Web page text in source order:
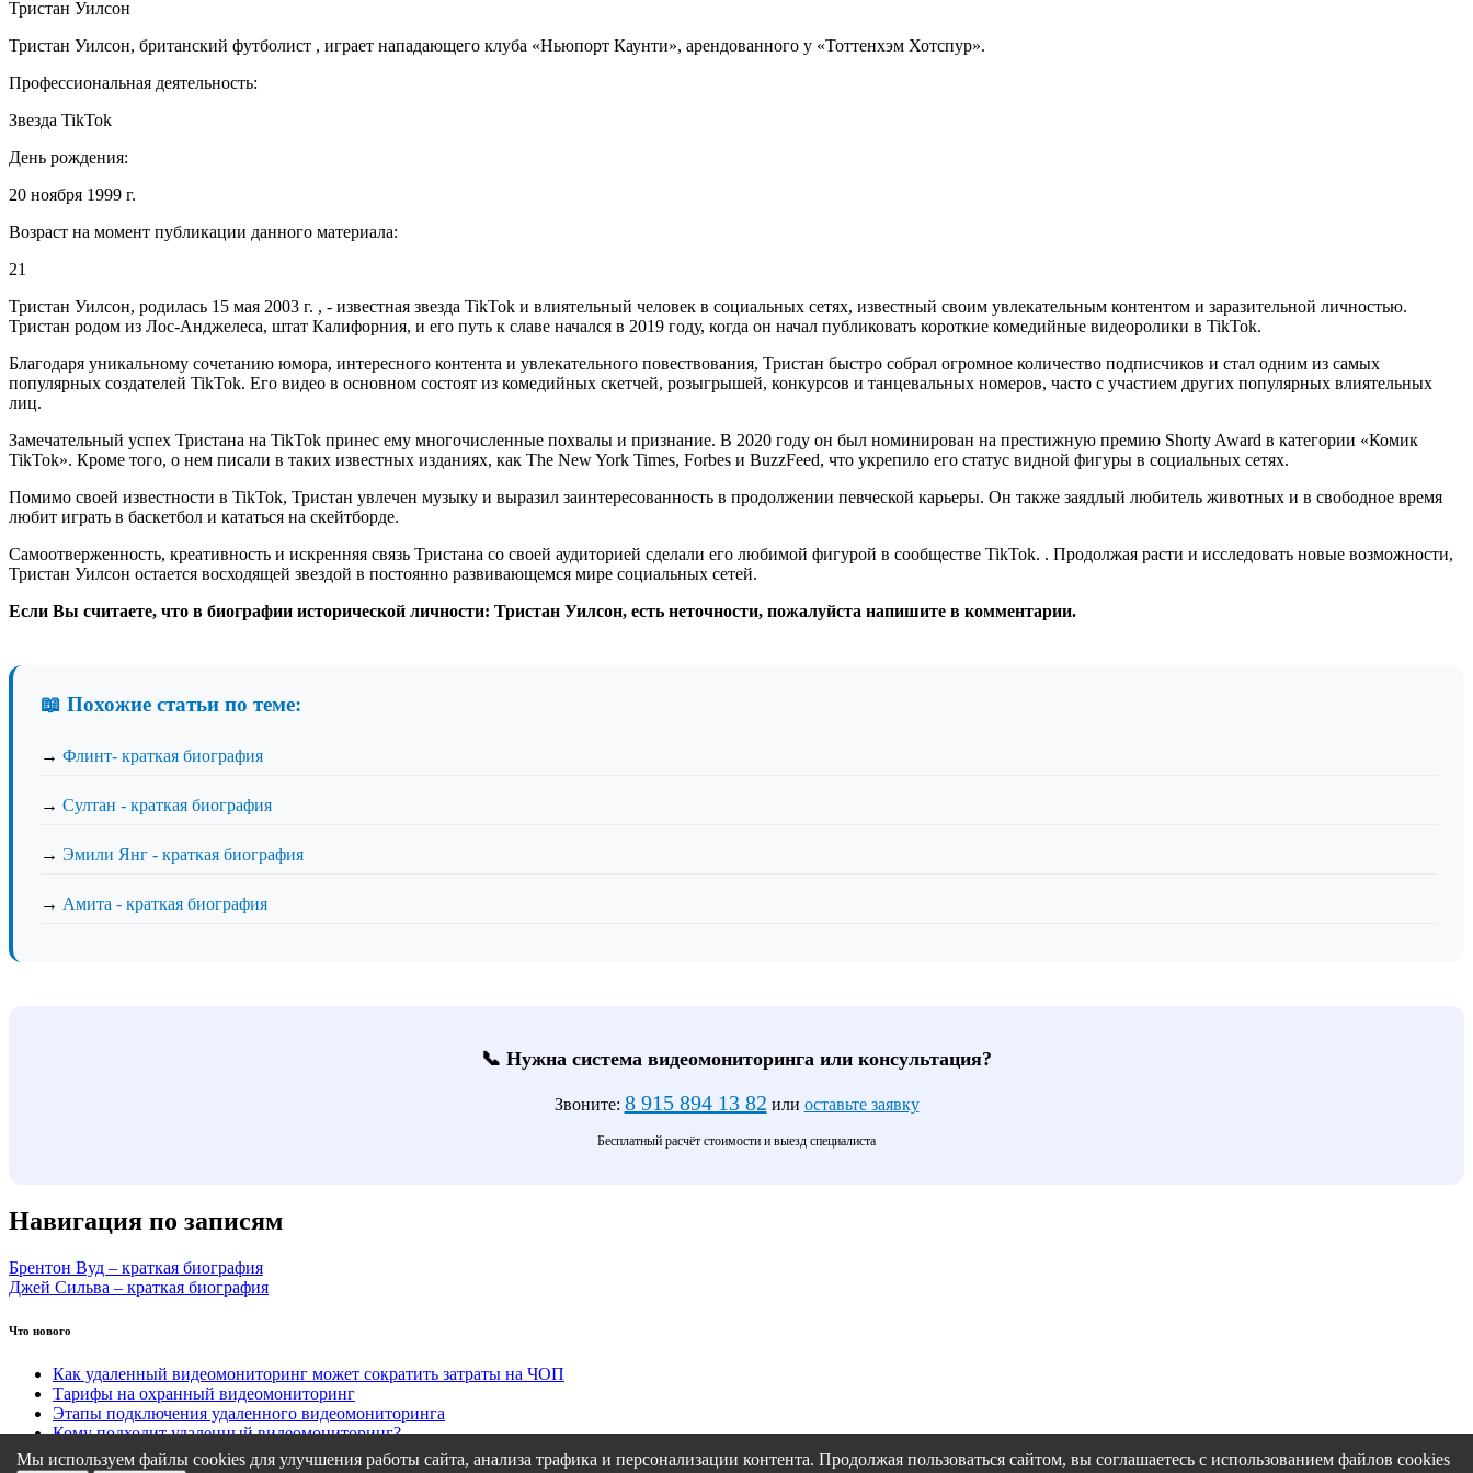
Тристан Уилсон
Тристан Уилсон, британский футболист , играет нападающего клуба «Ньюпорт Каунти», арендованного у «Тоттенхэм Хотспур».
Профессиональная деятельность:
Звезда TikTok
День рождения:
20 ноября 1999 г.
Возраст на момент публикации данного материала:
21
Тристан Уилсон, родилась 15 мая 2003 г. , - известная звезда TikTok и влиятельный человек в социальных сетях, известный своим увлекательным контентом и заразительной личностью.
Тристан родом из Лос-Анджелеса, штат Калифорния, и его путь к славе начался в 2019 году, когда он начал публиковать короткие комедийные видеоролики в TikTok.
Благодаря уникальному сочетанию юмора, интересного контента и увлекательного повествования, Тристан быстро собрал огромное количество подписчиков и стал одним из самых
популярных создателей TikTok. Его видео в основном состоят из комедийных скетчей, розыгрышей, конкурсов и танцевальных номеров, часто с участием других популярных влиятельных
лиц.
Замечательный успех Тристана на TikTok принес ему многочисленные похвалы и признание. В 2020 году он был номинирован на престижную премию Shorty Award в категории «Комик
TikTok». Кроме того, о нем писали в таких известных изданиях, как The New York Times, Forbes и BuzzFeed, что укрепило его статус видной фигуры в социальных сетях.
Помимо своей известности в TikTok, Тристан увлечен музыку и выразил заинтересованность в продолжении певческой карьеры. Он также заядлый любитель животных и в свободное время
любит играть в баскетбол и кататься на скейтборде.
Самоотверженность, креативность и искренняя связь Тристана со своей аудиторией сделали его любимой фигурой в сообществе TikTok. . Продолжая расти и исследовать новые возможности,
Тристан Уилсон остается восходящей звездой в постоянно развивающемся мире социальных сетей.
Если Вы считаете, что в биографии исторической личности: Тристан Уилсон, есть неточности, пожалуйста напишите в комментарии.
📖 Похожие статьи по теме:
→ Флинт- краткая биография
→ Султан - краткая биография
→ Эмили Янг - краткая биография
→ Амита - краткая биография
📞 Нужна система видеомониторинга или консультация?
Звоните: 8 915 894 13 82 или оставьте заявку
Бесплатный расчёт стоимости и выезд специалиста
Навигация по записям
Брентон Вуд – краткая биография
Джей Сильва – краткая биография
Что нового
Как удаленный видеомониторинг может сократить затраты на ЧОП
Тарифы на охранный видеомониторинг
Этапы подключения удаленного видеомониторинга
Кому подходит удаленный видеомониторинг?
Какие задачи решает удаленный видеомониторинг
Мы используем файлы cookies для улучшения работы сайта, анализа трафика и персонализации контента. Продолжая пользоваться сайтом, вы соглашаетесь с использованием файлов cookies